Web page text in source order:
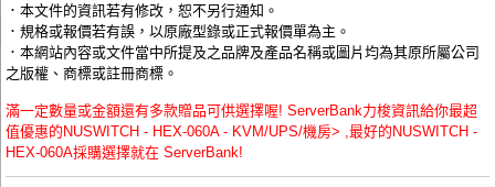
．本文件的資訊若有修改，恕不另行通知。
．規格或報價若有誤，以原廠型錄或正式報價單為主。
．本網站內容或文件當中所提及之品牌及產品名稱或圖片均為其原所屬公司
之版權、商標或註冊商標。
滿一定數量或金額還有多款贈品可供選擇喔! ServerBank力梭資訊給你最超
值優惠的NUSWITCH - HEX-060A - KVM/UPS/機房> ,最好的NUSWITCH -
HEX-060A採購選擇就在 ServerBank!